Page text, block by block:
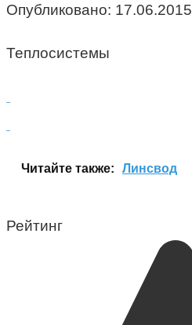
Опубликовано: 17.06.2015
Теплосистемы
Читайте также: Линсвод
Рейтинг